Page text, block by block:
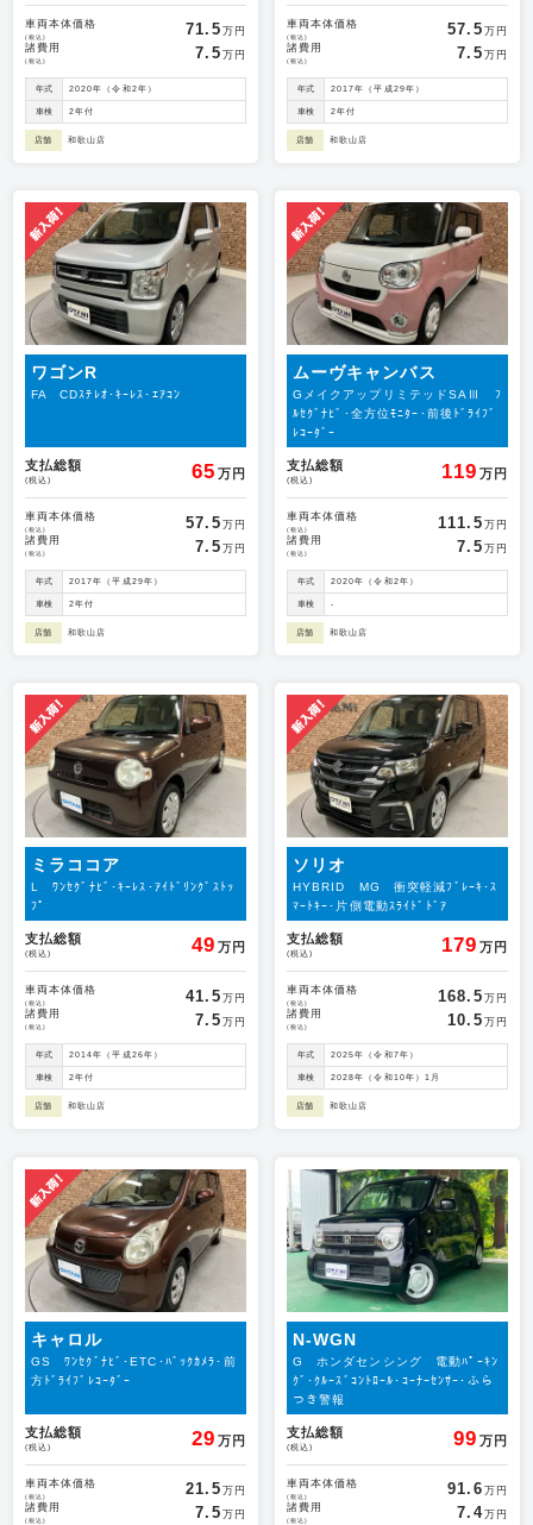
車両本体価格
(税込) 71.5 万円
諸費用
(税込) 7.5 万円
年式 2020年（令和2年）
車検 2年付
店舗 和歌山店
車両本体価格
(税込) 57.5 万円
諸費用
(税込) 7.5 万円
年式 2017年（平成29年）
車検 2年付
店舗 和歌山店
ワゴンR
FA CDｽﾃﾚｵ･ｷｰﾚｽ･ｴｱｺﾝ
支払総額
(税込) 65 万円
車両本体価格
(税込) 57.5 万円
諸費用
(税込) 7.5 万円
年式 2017年（平成29年）
車検 2年付
店舗 和歌山店
ムーヴキャンバス
GメイクアップリミテッドSAⅢ ﾌ
ﾙｾｸﾞﾅﾋﾞ･全方位ﾓﾆﾀｰ･前後ﾄﾞﾗｲﾌﾞ
ﾚｺｰﾀﾞｰ
支払総額
(税込) 119 万円
車両本体価格
(税込) 111.5 万円
諸費用
(税込) 7.5 万円
年式 2020年（令和2年）
車検 -
店舗 和歌山店
ミラココア
L ﾜﾝｾｸﾞﾅﾋﾞ･ｷｰﾚｽ･ｱｲﾄﾞﾘﾝｸﾞｽﾄｯ
ﾌﾟ
支払総額
(税込) 49 万円
車両本体価格
(税込) 41.5 万円
諸費用
(税込) 7.5 万円
年式 2014年（平成26年）
車検 2年付
店舗 和歌山店
ソリオ
HYBRID MG 衝突軽減ﾌﾞﾚｰｷ･ｽ
ﾏｰﾄｷｰ･片側電動ｽﾗｲﾄﾞﾄﾞｱ
支払総額
(税込) 179 万円
車両本体価格
(税込) 168.5 万円
諸費用
(税込) 10.5 万円
年式 2025年（令和7年）
車検 2028年（令和10年）1月
店舗 和歌山店
キャロル
GS ﾜﾝｾｸﾞﾅﾋﾞ･ETC･ﾊﾞｯｸｶﾒﾗ･前
方ﾄﾞﾗｲﾌﾞﾚｺｰﾀﾞｰ
支払総額
(税込) 29 万円
車両本体価格
(税込) 21.5 万円
諸費用
(税込) 7.5 万円
N-WGN
G ホンダセンシング 電動ﾊﾟｰｷﾝ
ｸﾞ･ｸﾙｰｽﾞｺﾝﾄﾛｰﾙ･ｺｰﾅｰｾﾝｻｰ･ふら
つき警報
支払総額
(税込) 99 万円
車両本体価格
(税込) 91.6 万円
諸費用
(税込) 7.4万円